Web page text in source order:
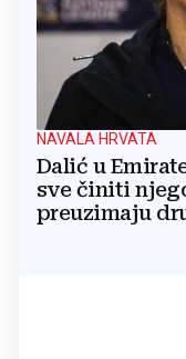
NAVALA HRVATA
Dalić u
sve činiti
preuzimaju